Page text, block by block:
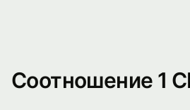
Соотношение 1